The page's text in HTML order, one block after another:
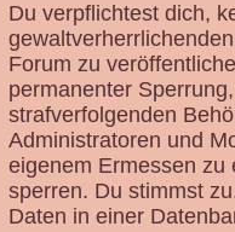
Du verpflichtest dich,
Forum zu
permanenter
strafverfolgenden
Administratoren und
eigenem Ermessen zu
sperren. Du stimmst
Daten in einer